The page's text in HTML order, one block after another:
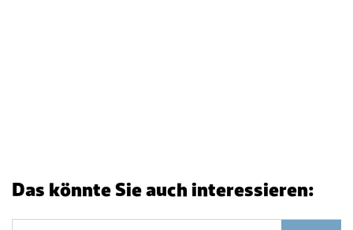
Das könnte Sie auch interessieren: